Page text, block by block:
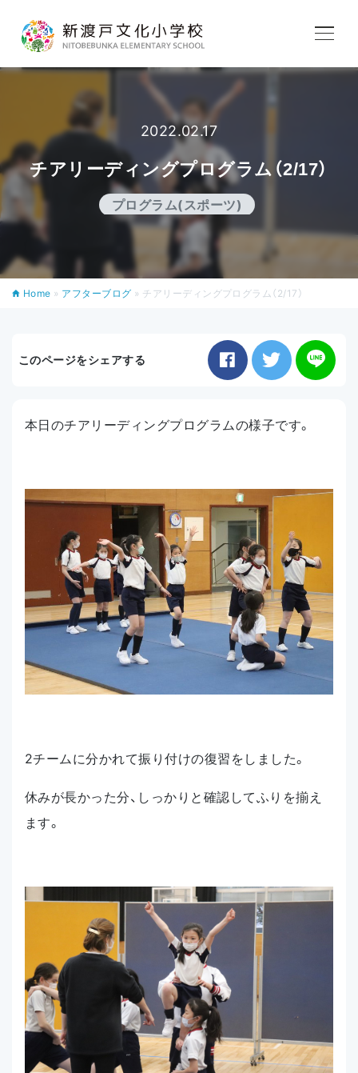
教育内容
学校生活
入学案内
2022.02.17
チアリーディングプログラム（2/17）
プログラム(スポーツ)
Home » アフターブログ » チアリーディングプログラム（2/17）
このページをシェアする
本日のチアリーディングプログラムの様子です。
2チームに分かれて振り付けの復習をしました。
休みが長かった分、しっかりと確認してふりを揃え
ます。